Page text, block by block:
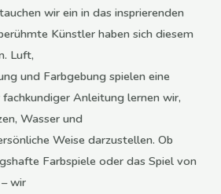
wir ein in das insprierenden
Künstler haben sich diesem
Luft,
und Farbgebung spielen eine
Anleitung lernen wir,
Wasser und
Weise darzustellen. Ob
Farbspiele oder das Spiel von
wir